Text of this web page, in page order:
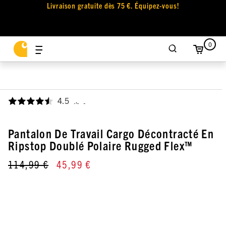
Livraison gratuite dès 75 €. Équipez-vous!
0
4.5 ,
Pantalon De Travail Cargo Décontracté En
Ripstop Doublé Polaire Rugged Flex™
114,99 € 45,99 €